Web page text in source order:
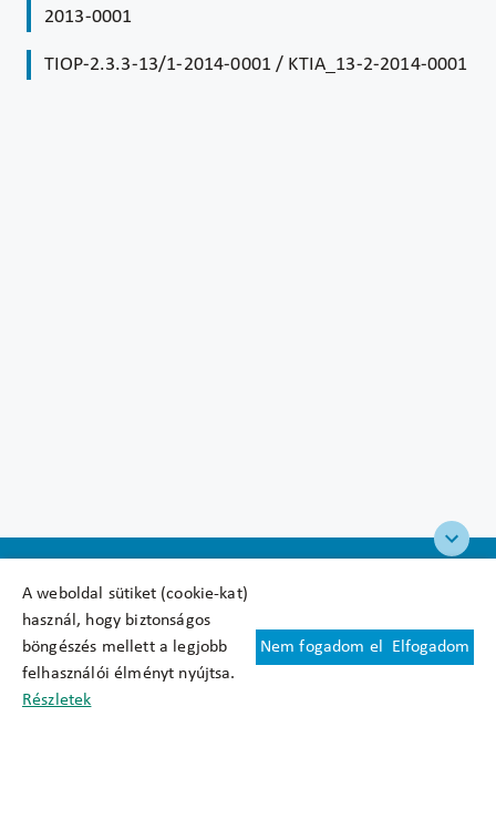
A weboldal sütiket (cookie-kat)
használ, hogy biztonságos
böngészés mellett a legjobb
felhasználói élményt nyújtsa.
Részletek
Nem fogadom el Elfogadom
2013-0001
TIOP-2.3.3-13/1-2014-0001 / KTIA_13-2-2014-0001
Felhasználási feltételek